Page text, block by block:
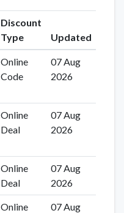
Discount
Type
Updated
Online
Code
07 Aug
2026
Online
Deal
07 Aug
2026
Online
Deal
07 Aug
2026
Online
07 Aug